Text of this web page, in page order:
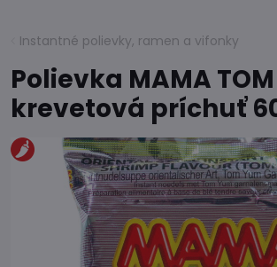
Instantné polievky, ramen a vifonky
Polievka MAMA TOM
krevetová príchuť